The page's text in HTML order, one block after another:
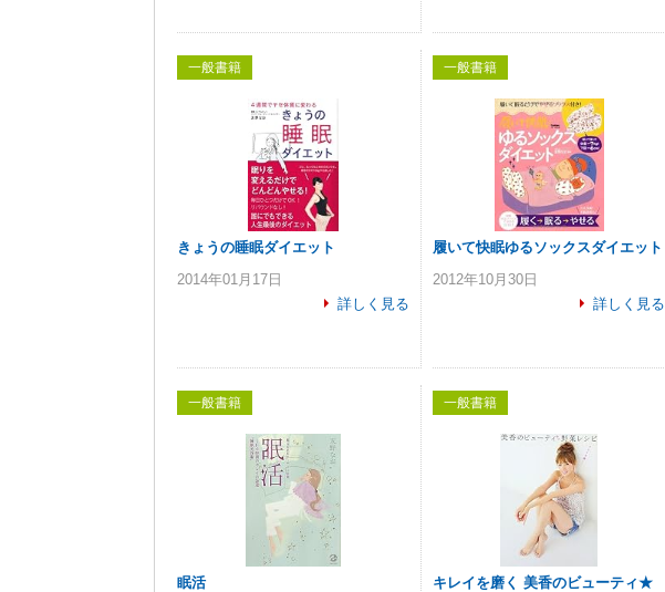
一般書籍
きょうの睡眠ダイエット
2014年01月17日
詳しく見る
一般書籍
履いて快眠ゆるソックスダイエット
2012年10月30日
詳しく見る
一般書籍
眠活
一般書籍
キレイを磨く 美香のビューティ★